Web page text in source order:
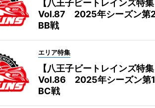
【八王子ビートレインズ特
Vol.87 2025年シーズン第
BB戦
エリア特集
【八王子ビートレインズ特
Vol.86 2025年シーズン第
BC戦